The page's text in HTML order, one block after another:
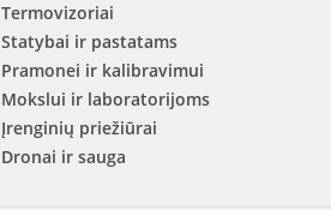
Termovizoriai
Statybai ir pastatams
Pramonei ir kalibravimui
Mokslui ir laboratorijoms
Įrenginių priežiūrai
Dronai ir sauga